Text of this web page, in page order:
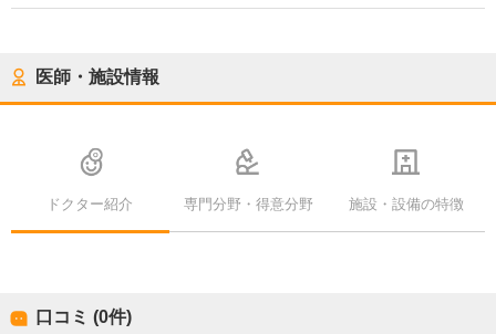
医師・施設情報
ドクター紹介 専門分野・得意分野 施設・設備の特徴
口コミ (0件)